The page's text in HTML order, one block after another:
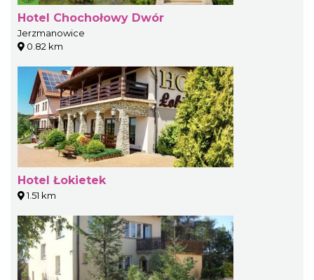
Hotel Chochołowy Dwór
Jerzmanowice
0.82 km
Hotel Łokietek
1.51 km